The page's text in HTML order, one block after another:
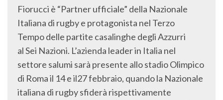
Fiorucci è “Partner ufficiale” della Nazionale
Italiana di rugby e protagonista nel Terzo
Tempo delle partite casalinghe degli Azzurri
al Sei Nazioni. L’azienda leader in Italia nel
settore salumi sarà presente allo stadio Olimpico
di Roma il 14 e il27 febbraio, quando la Nazionale
italiana di rugby sfiderà rispettivamente